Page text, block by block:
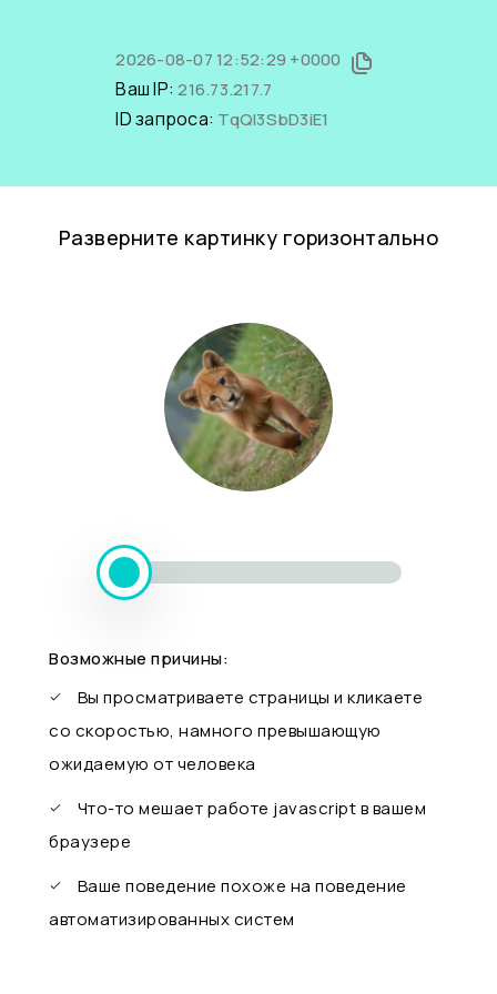
2026-08-07 12:52:29 +0000
Ваш IP:216.73.217.7
ID запроса: TqQl3SbD3iE1
Разверните картинку горизонтально
Возможные причины:
Вы просматриваете страницы и кликаете
со скоростью, намного превышающую
ожидаемую от человека
Что-то мешает работе javascript в вашем
браузере
Ваше поведение похоже на поведение
автоматизированных систем